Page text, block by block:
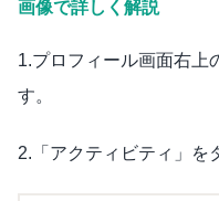
画像で詳しく解説
1.プロフィール画面右上
す。
2.「アクティビティ」を